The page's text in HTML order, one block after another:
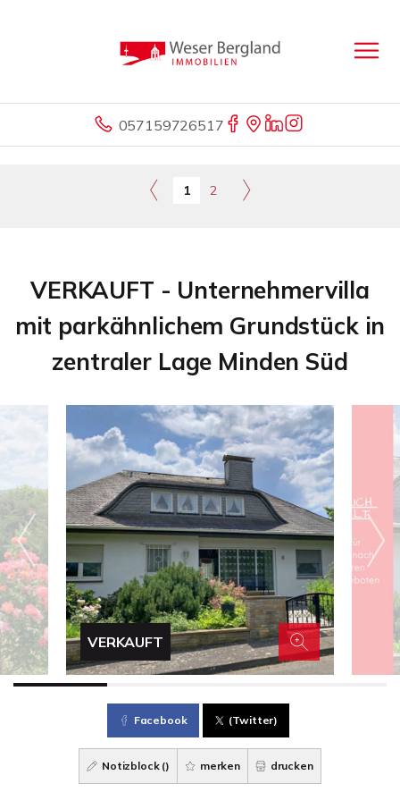
057159726517
1 2
VERKAUFT - Unternehmervilla
mit parkähnlichem Grundstück in
zentraler Lage Minden Süd
VERKAUFT
Facebook (Twitter)
Notizblock () merken drucken